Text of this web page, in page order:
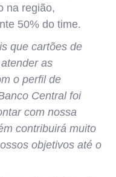
na região,
50% do time.
que cartões de
as
o perfil de
Central foi
com nossa
contribuirá muito
objetivos até o